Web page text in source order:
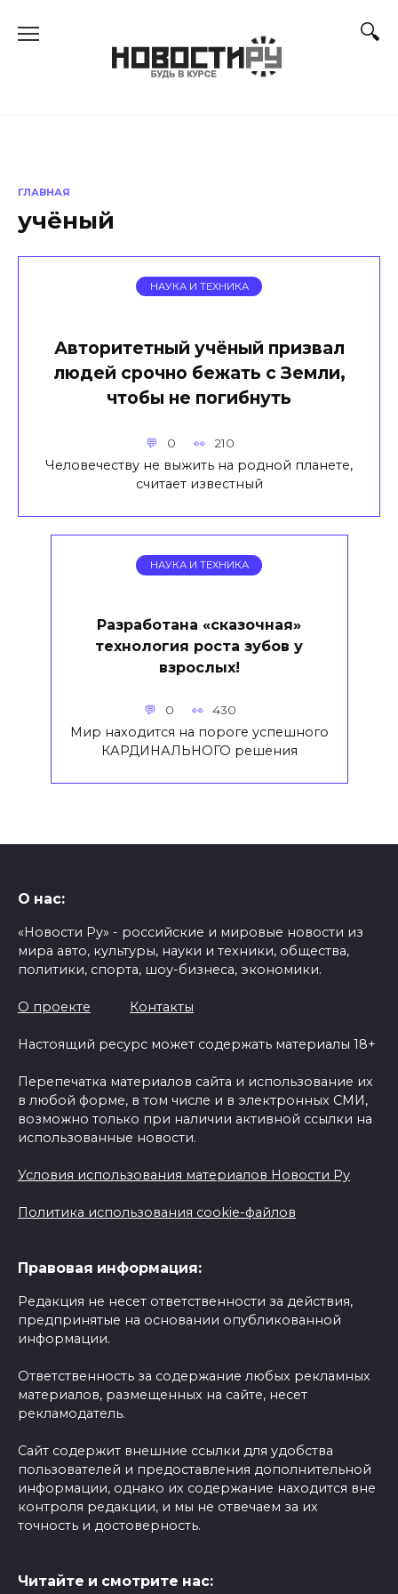
ГЛАВНАЯ
учёный
НАУКА И ТЕХНИКА
Авторитетный учёный призвал
людей срочно бежать с Земли,
чтобы не погибнуть
0 210
Человечеству не выжить на родной планете,
считает известный
НАУКА И ТЕХНИКА
Разработана «сказочная»
технология роста зубов у
взрослых!
0 430
Мир находится на пороге успешного
КАРДИНАЛЬНОГО решения
О нас:
«Новости Ру» - российские и мировые новости из
мира авто, культуры, науки и техники, общества,
политики, спорта, шоу-бизнеса, экономики.
О проекте Контакты
Настоящий ресурс может содержать материалы 18+
Перепечатка материалов сайта и использование их
в любой форме, в том числе и в электронных СМИ,
возможно только при наличии активной ссылки на
использованные новости.
Условия использования материалов Новости Ру
Политика использования cookie-файлов
Правовая информация:
Редакция не несет ответственности за действия,
предпринятые на основании опубликованной
информации.
Ответственность за содержание любых рекламных
материалов, размещенных на сайте, несет
рекламодатель.
Сайт содержит внешние ссылки для удобства
пользователей и предоставления дополнительной
информации, однако их содержание находится вне
контроля редакции, и мы не отвечаем за их
точность и достоверность.
Читайте и смотрите нас: